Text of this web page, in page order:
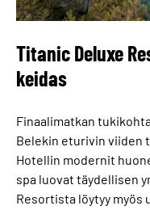
Titanic Deluxe
keidas
Finaalimatkan
Belekin eturivin viiden
Hotellin modernit
spa luovat täydellisen
Resortista löytyy myös